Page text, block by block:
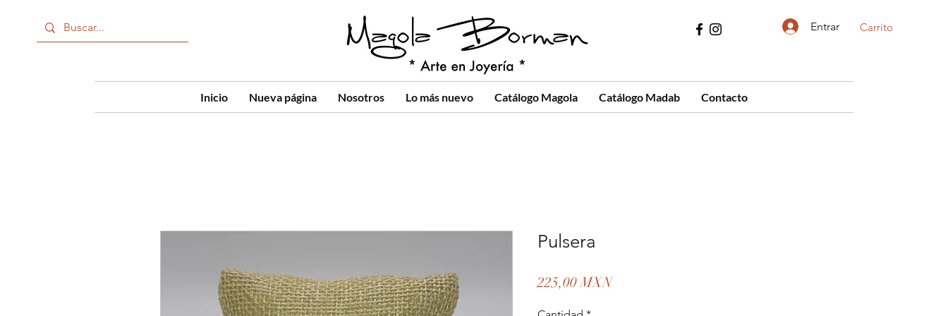
Entrar Carrito
Inicio Nueva página Nosotros Lo más nuevo Catálogo Magola Catálogo Madab Contacto
Pulsera
225,00 MXNPrecio